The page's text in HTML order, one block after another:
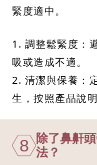
緊度適中。
1. 調整鬆緊度：
吸或造成不適。
2. 清潔與保養：
生，按照產品說
8
除了鼻鼾
法？